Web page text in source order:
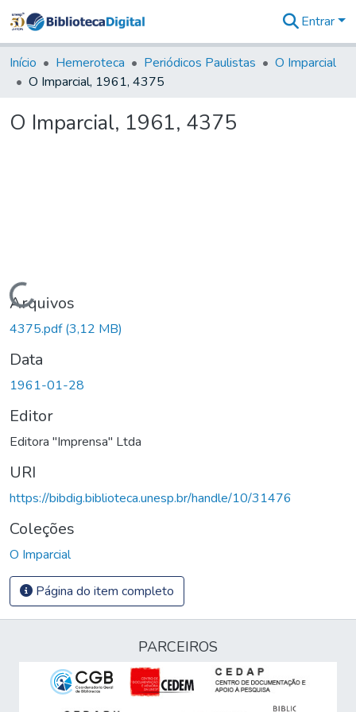
&
Coleções
Tudo na
Digital
Entrar
Início Hemeroteca Periódicos Paulistas
O Imparcial
O Imparcial, 1961, 4375
O Imparcial, 1961, 4375
Carregando...
Arquivos
4375.pdf(3,12 MB)
Data
1961-01-28
Editor
Editora "Imprensa" Ltda
URI
https://bibdig.biblioteca.unesp.br/handle/10/31476
Coleções
O Imparcial
Página do item completo
PARCEIROS